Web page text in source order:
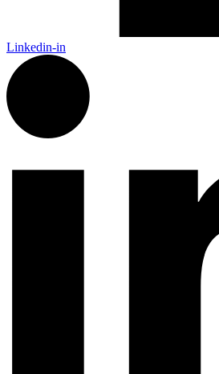
Linkedin-in